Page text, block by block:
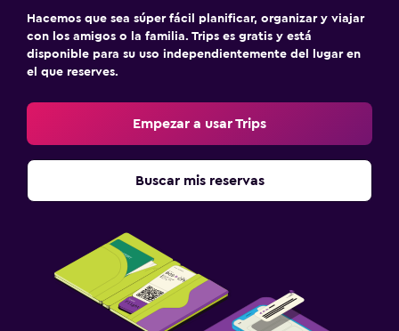
Hacemos que sea súper fácil planificar, organizar y viajar
con los amigos o la familia. Trips es gratis y está
disponible para su uso independientemente del lugar en
el que reserves.
Empezar a usar Trips
Buscar mis reservas